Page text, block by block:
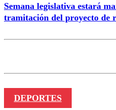
Semana legislativa estará
tramitación del proyecto de
DEPORTES